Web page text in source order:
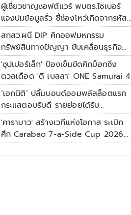
ผู้เชี่ยวชาญซอฟต์แวร์ พบตร.ไซเบอร์
แจงปมข้อมูลรั่ว ชี้ช่องโหว่เกิดจากรหัส
ผ่านจนท.หลุด ไม่ใช่ถูกแฮกระบบ
สกสว.ผนึ DIP คิกออฟมหกรรม
ทรัพย์สินทางปัญญา ขับเคลื่อนธุรกิจ
ไทยสู่อนาคต
'ซุปเปอร์เล็ก' ป้องเข็มขัดคิกบ็อกซิ่ง
ดวลเดือด 'ดิ เบลลา' ONE Samurai 4
‘เอกนิติ’ ปลื้มบอนด์ออมพลัสล็อตแรก
กระแสตอบรับดี รายย่อยได้รับ
จัดสรร2.2หมื่นคน เปิดจองรอบใหม่
ก.ย.นี้
'คาราบาว' สร้างเวทีแห่งโอกาส ระเบิก
ศึก Carabao 7-a-Side Cup 2026
หาแชมป์ดูบอลที่เวมบลีย์